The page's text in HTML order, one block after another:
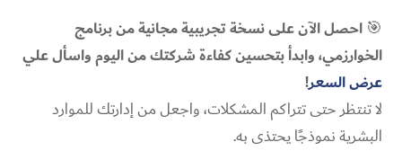
🎯 احصل الآن على نسخة تجريبية مجانية من برنامج
الخوارزمي، وابدأ بتحسين كفاءة شركتك من اليوم واسأل علي
عرض السعر!
لا تنتظر حتى تتراكم المشكلات، واجعل من إدارتك للموارد
البشرية نموذجًا يحتذى به.